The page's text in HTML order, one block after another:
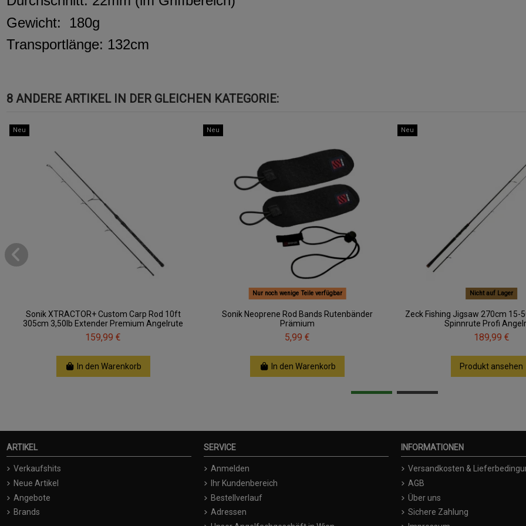
Gewicht:
180g
Transportlänge: 132cm
8 ANDERE ARTIKEL IN DER GLEICHEN KATEGORIE:
Neu
Sonik XTRACTOR+ Custom Carp Rod 10ft
305cm 3,50lb Extender Premium Angelrute
159,99 €
In den Warenkorb
Neu
Nur noch wenige Teile verfügbar
Sonik Neoprene Rod Bands Rutenbänder
Prämium
5,99 €
In den Warenkorb
Neu
Nicht auf Lager
Zeck Fishing Jigsaw 270cm 15-
Spinnrute Profi
189,99 €
Produkt ansehen
ARTIKEL
Verkaufshits
Neue Artikel
Angebote
Brands
SERVICE
Anmelden
Ihr Kundenbereich
Bestellverlauf
Adressen
INFORMATIONEN
Versandkosten &
AGB
Über uns
Sichere Zahlung